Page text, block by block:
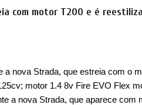
zero, apelidada de "Bolinha" por
fazia sua estréia no
alemães, japoneses e
o Renault R19 que vinha em
o sedan, a famosa Kia Besta, o
com motor T200 e é
a nova Strada, que estreia com o
motor 1.4 8v Fire EVO Flex
a nova Strada, que aparece com